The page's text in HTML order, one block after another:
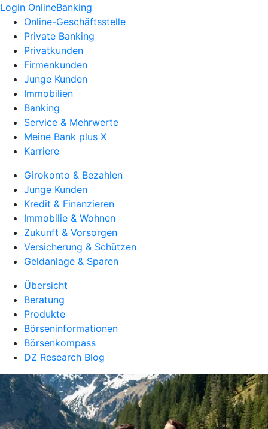
Login OnlineBanking
Online-Geschäftsstelle
Private Banking
Privatkunden
Firmenkunden
Junge Kunden
Immobilien
Banking
Service & Mehrwerte
Meine Bank plus X
Karriere
Girokonto & Bezahlen
Junge Kunden
Kredit & Finanzieren
Immobilie & Wohnen
Zukunft & Vorsorgen
Versicherung & Schützen
Geldanlage & Sparen
Übersicht
Beratung
Produkte
Börseninformationen
Börsenkompass
DZ Research Blog